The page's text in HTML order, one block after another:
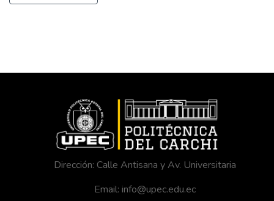
Dirección: Calle Antisana y Av. Universitaria
Email: info@upec.edu.ec